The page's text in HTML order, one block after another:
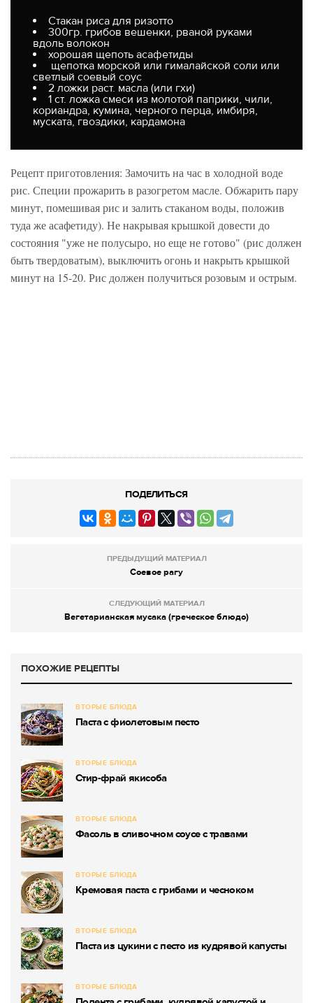
Стакан риса для ризотто
300гр. грибов вешенки, рваной руками
вдоль волокон
хорошая щепоть асафетиды
щепотка морской или гималайской соли или
светлый соевый соус
2 ложки раст. масла (или гхи)
1 ст. ложка смеси из молотой паприки, чили,
кориандра, кумина, черного перца, имбиря,
муската, гвоздики, кардамона
Рецепт приготовления: Замочить на час в холодной воде
рис. Специи прожарить в разогретом масле. Обжарить пару
минут, помешивая рис и залить стаканом воды, положив
туда же асафетиду). Не накрывая крышкой довести до
состояния "уже не полусыро, но еще не готово" (рис должен
быть твердоватым), выключить огонь и накрыть крышкой
минут на 15-20. Рис должен получиться розовым и острым.
ПОДЕЛИТЬСЯ
ПРЕДЫДУЩИЙ МАТЕРИАЛ
Соевое рагу
СЛЕДУЮЩИЙ МАТЕРИАЛ
Вегетарианская мусака (греческое блюдо)
ПОХОЖИЕ РЕЦЕПТЫ
ВТОРЫЕ БЛЮДА
Паста с фиолетовым песто
ВТОРЫЕ БЛЮДА
Стир-фрай якисоба
ВТОРЫЕ БЛЮДА
Фасоль в сливочном соусе с травами
ВТОРЫЕ БЛЮДА
Кремовая паста с грибами и чесноком
ВТОРЫЕ БЛЮДА
Паста из цукини с песто из кудрявой капусты
ВТОРЫЕ БЛЮДА